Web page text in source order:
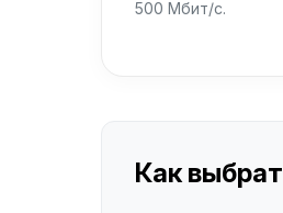
500 Мбит/с.
Как